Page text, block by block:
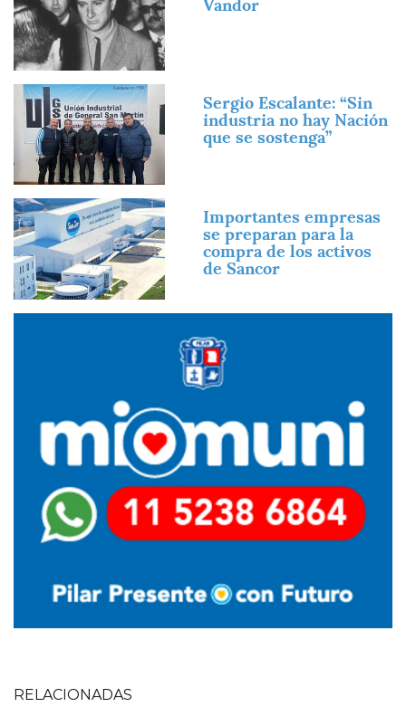
Vandor
Imagen
Sergio Escalante: “Sin
industria no hay Nación
que se sostenga”
Imagen
Importantes empresas
se preparan para la
compra de los activos
de Sancor
RELACIONADAS